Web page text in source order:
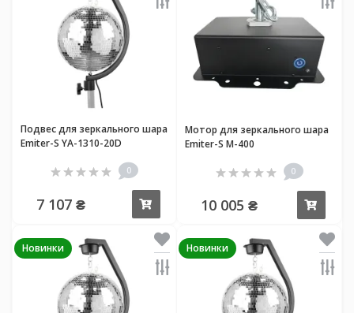
Подвес для зеркального шара
Emiter-S YA-1310-20D
0
7 107 ₴
Мотор для зеркального шара
Emiter-S M-400
0
10 005 ₴
Новинки Новинки